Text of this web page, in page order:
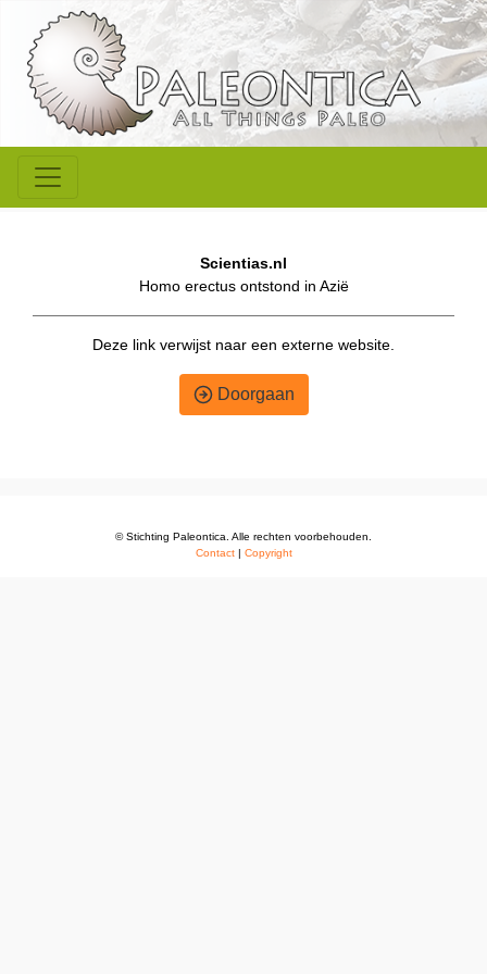
Scientias.nl
Homo erectus ontstond in Azië
Deze link verwijst naar een externe website.
Doorgaan
© Stichting Paleontica. Alle rechten voorbehouden.
Contact| Copyright